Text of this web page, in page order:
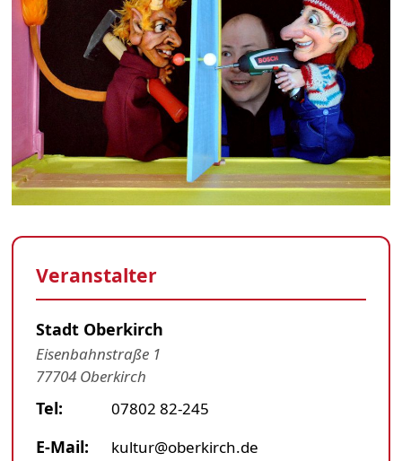
Veranstalter
Stadt Oberkirch
Eisenbahnstraße 1
77704 Oberkirch
Tel: 07802 82-245
E-Mail: kultur@oberkirch.de